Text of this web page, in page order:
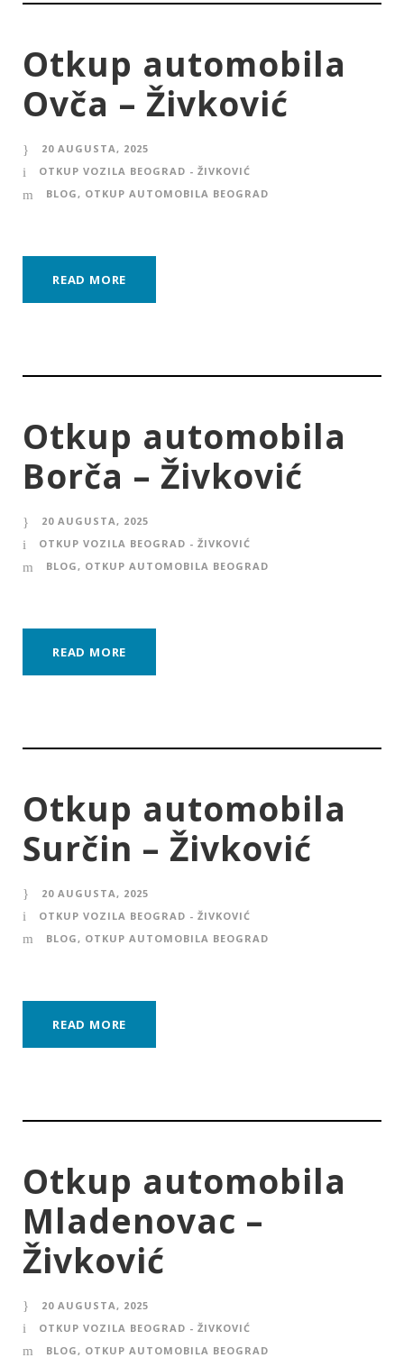
Otkup automobila
Ovča – Živković
20 AUGUSTA, 2025
OTKUP VOZILA BEOGRAD - ŽIVKOVIĆ
BLOG , OTKUP AUTOMOBILA BEOGRAD
READ MORE
Otkup automobila
Borča – Živković
20 AUGUSTA, 2025
OTKUP VOZILA BEOGRAD - ŽIVKOVIĆ
BLOG , OTKUP AUTOMOBILA BEOGRAD
READ MORE
Otkup automobila
Surčin – Živković
20 AUGUSTA, 2025
OTKUP VOZILA BEOGRAD - ŽIVKOVIĆ
BLOG , OTKUP AUTOMOBILA BEOGRAD
READ MORE
Otkup automobila
Mladenovac –
Živković
20 AUGUSTA, 2025
OTKUP VOZILA BEOGRAD - ŽIVKOVIĆ
BLOG , OTKUP AUTOMOBILA BEOGRAD